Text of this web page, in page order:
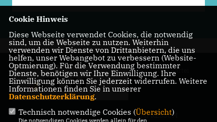
Politische Partei
IMPRESSUM
Cookie Hinweis
Diese Webseite verwendet Cookies, die notwendig
sind, um die Webseite zu nutzen. Weiterhin
verwenden wir Dienste von Drittanbietern, die uns
helfen, unser Webangebot zu verbessern (Website-
Optmierung). Für die Verwendung bestimmter
Dienste, benötigen wir Ihre Einwilligung. Ihre
Einwilligung können Sie jederzeit widerrufen. Weitere
Informationen finden Sie in unserer
Datenschutzerklärung.
Technisch notwendige Cookies (Übersicht)
Die notwendigen Cookies werden allein für den